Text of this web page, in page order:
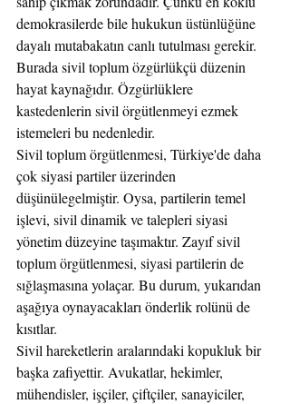
demokrasilerde bile hukukun üstünlüğüne
dayalı mutabakatın canlı tutulması gerekir.
Burada sivil toplum özgürlükçü düzenin
hayat kaynağıdır. Özgürlüklere
kastedenlerin sivil örgütlenmeyi ezmek
istemeleri bu nedenledir.
Sivil toplum örgütlenmesi, Türkiye'de daha
çok siyasi partiler üzerinden
düşünülegelmiştir. Oysa, partilerin temel
işlevi, sivil dinamik ve talepleri siyasi
yönetim düzeyine taşımaktır. Zayıf sivil
toplum örgütlenmesi, siyasi partilerin de
sığlaşmasına yolaçar. Bu durum, yukarıdan
aşağıya oynayacakları önderlik rolünü de
kısıtlar.
Sivil hareketlerin aralarındaki kopukluk bir
başka zafiyettir. Avukatlar, hekimler,
mühendisler, işçiler, çiftçiler, sanayiciler,